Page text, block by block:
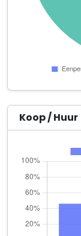
Finnhouse
Frencken
Esdoornstraat
Globe B.V.
Hintham 117
Guido van
Julianastraat 11
Hado
Vincent van
Koop / Huur